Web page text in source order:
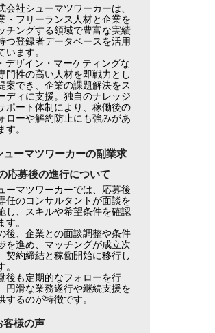
会社シューマツワーカーは、
・フリーランス人材と企業を
チングする領域で豊富な実績
つ登録者データベースを活用
います。
デザイン・マーケティングな
門性の高い人材を即戦力とし
案でき、企業の課題解決をス
ディに支援。独自のナレッジ
ポート体制により、稼働後の
ローや解約防止にも強みがあ
す。
ューマツワーカーの副業求
応募後の進行について
ーマツワーカーでは、応募後
任のコンサルタントが面談を
し、スキルや希望条件を確認
す。
後、企業との面談調整や条件
を進め、マッチングが成立次
契約締結と稼働開始に移行し
。
後も定期的なフォローを行
円滑な業務遂行や継続支援を
するのが特徴です。
客様の声